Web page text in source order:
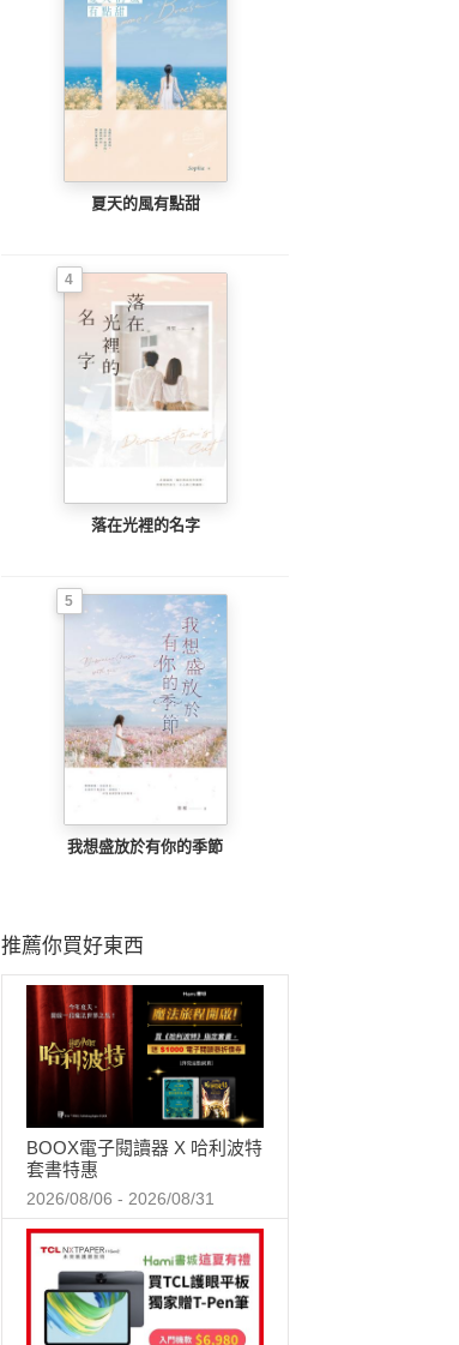
夏天的風有點甜
4
落在光裡的名字
5
我想盛放於有你的季節
推薦你買好東西
BOOX電子閱讀器 X 哈利波特
套書特惠
2026/08/06 - 2026/08/31